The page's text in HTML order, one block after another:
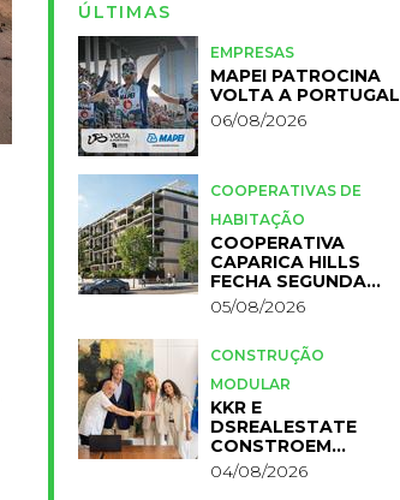
ÚLTIMAS
EMPRESAS
MAPEI PATROCINA
VOLTA A PORTUGAL
06/08/2026
COOPERATIVAS DE
HABITAÇÃO
COOPERATIVA
CAPARICA HILLS
FECHA SEGUNDA
FASE DO PROJETO
05/08/2026
CONSTRUÇÃO
MODULAR
KKR E
DSREALESTATE
CONSTROEM
RESIDÊNCIA
UNIVERSITÁRIA
04/08/2026